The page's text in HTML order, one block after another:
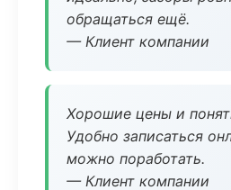
обращаться ещё.
— Клиент компании
Хорошие цены и
Удобно записаться
можно поработать.
— Клиент компании